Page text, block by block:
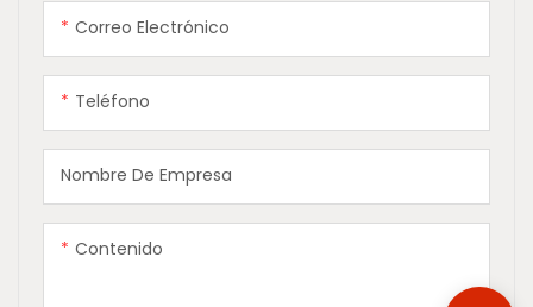
Correo Electrónico
Teléfono
Nombre De Empresa
Contenido